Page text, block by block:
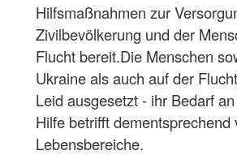
Hilfsmaßnahmen zur
Zivilbevölkerung und der
Flucht bereit.Die Menschen
Ukraine als auch auf der
Leid ausgesetzt - ihr Bedarf
Hilfe betrifft dementsprechend
Lebensbereiche.